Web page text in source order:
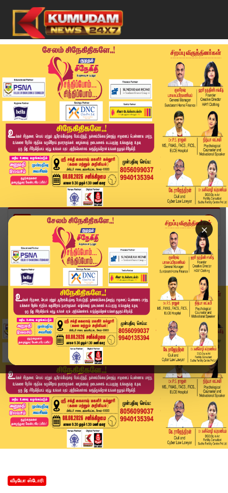
×
Home
வீடியோ ஸ்டோரி
பில் மற்றும் QR Code மூலம் உணவகத்தில் ரூ.24 லட்...
வீடியோ ஸ்டோரி